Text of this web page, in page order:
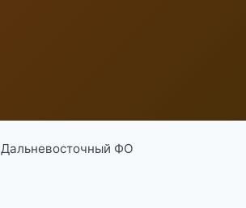
Дальневосточный ФО